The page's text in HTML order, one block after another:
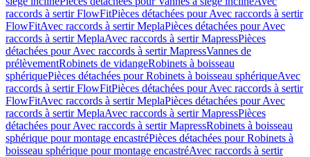
raccords à sertir FlowFitPièces détachées pour Avec raccords à sertir
FlowFitAvec raccords à sertir MeplaPièces détachées pour Avec
raccords à sertir MeplaAvec raccords à sertir MapressPièces
détachées pour Avec raccords à sertir MapressVannes de
prélèvementRobinets de vidangeRobinets à boisseau
sphériquePièces détachées pour Robinets à boisseau sphériqueAvec
raccords à sertir FlowFitPièces détachées pour Avec raccords à sertir
FlowFitAvec raccords à sertir MeplaPièces détachées pour Avec
raccords à sertir MeplaAvec raccords à sertir MapressPièces
détachées pour Avec raccords à sertir MapressRobinets à boisseau
sphérique pour montage encastréPièces détachées pour Robinets à
boisseau sphérique pour montage encastréAvec raccords à sertir